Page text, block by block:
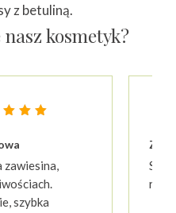
z betuliną.
kosmetyk?
na
zawiesina,
szybka